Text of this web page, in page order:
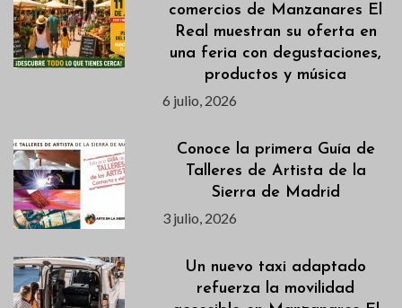
comercios de Manzanares El
Real muestran su oferta en
una feria con degustaciones,
productos y música
6 julio, 2026
Conoce la primera Guía de
Talleres de Artista de la
Sierra de Madrid
3 julio, 2026
Un nuevo taxi adaptado
refuerza la movilidad